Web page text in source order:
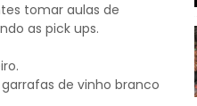
tomar aulas de
as pick ups.
de vinho branco